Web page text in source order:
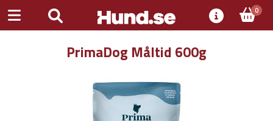
0
PrimaDog Måltid 600g